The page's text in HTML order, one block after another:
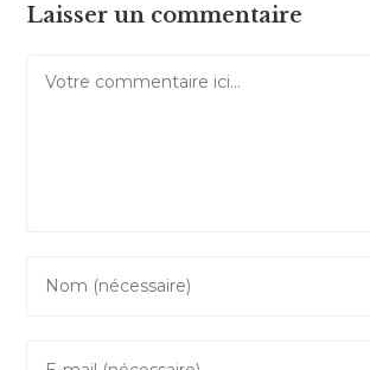
Laisser un commentaire
your